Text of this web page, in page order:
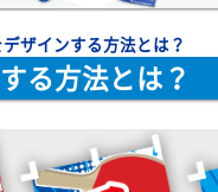
ザインする方法とは？
る方法とは？